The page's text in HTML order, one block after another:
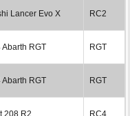
Lancer Evo X RC2
Abarth RGT RGT
Abarth RGT RGT
208 R2 RC4